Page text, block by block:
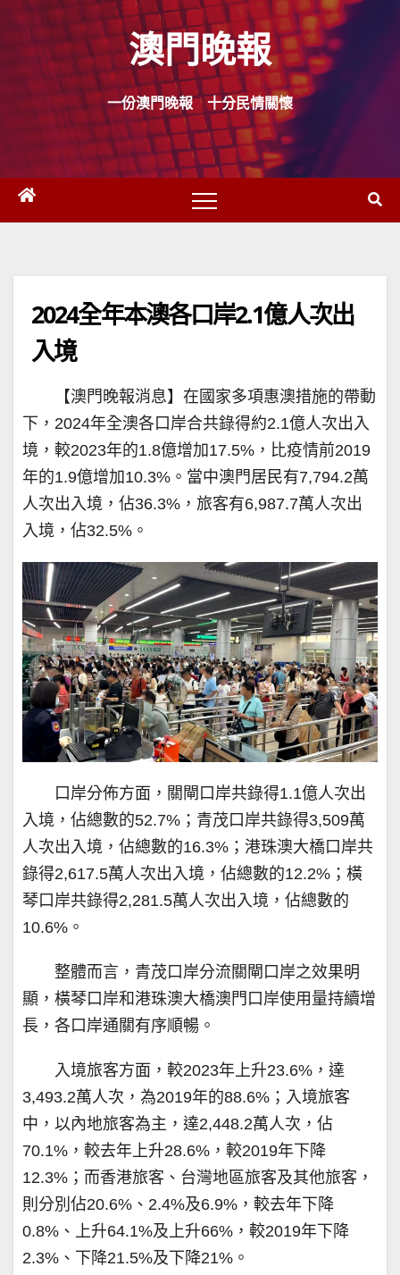
Skip
content
澳門晚報
一份澳門晚報 十分民情關懷
2024全年本澳各口岸2.1億人次出
入境
【澳門晚報消息】在國家多項惠澳措施的帶動
下，2024年全澳各口岸合共錄得約2.1億人次出入
境，較2023年的1.8億增加17.5%，比疫情前2019
年的1.9億增加10.3%。當中澳門居民有7,794.2萬
人次出入境，佔36.3%，旅客有6,987.7萬人次出
入境，佔32.5%。
口岸分佈方面，關閘口岸共錄得1.1億人次出
入境，佔總數的52.7%；青茂口岸共錄得3,509萬
人次出入境，佔總數的16.3%；港珠澳大橋口岸共
錄得2,617.5萬人次出入境，佔總數的12.2%；橫
琴口岸共錄得2,281.5萬人次出入境，佔總數的
10.6%。
整體而言，青茂口岸分流關閘口岸之效果明
顯，橫琴口岸和港珠澳大橋澳門口岸使用量持續增
長，各口岸通關有序順暢。
入境旅客方面，較2023年上升23.6%，達
3,493.2萬人次，為2019年的88.6%；入境旅客
中，以內地旅客為主，達2,448.2萬人次，佔
70.1%，較去年上升28.6%，較2019年下降
12.3%；而香港旅客、台灣地區旅客及其他旅客，
則分別佔20.6%、2.4%及6.9%，較去年下降
0.8%、上升64.1%及上升66%，較2019年下降
2.3%、下降21.5%及下降21%。